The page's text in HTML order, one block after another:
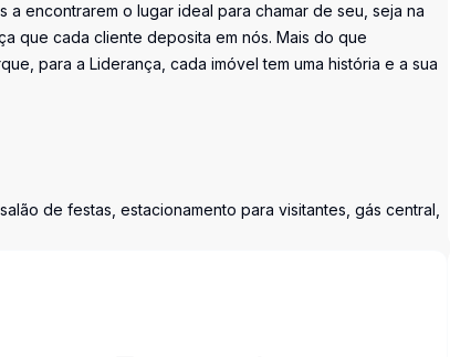
encontrarem o lugar ideal para chamar de seu, seja na
que cada cliente deposita em nós. Mais do que
para a Liderança, cada imóvel tem uma história e a sua
de festas, estacionamento para visitantes, gás central,